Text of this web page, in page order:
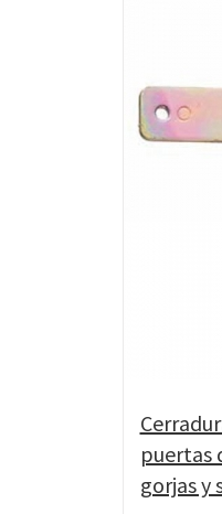
puertas
gorjas y